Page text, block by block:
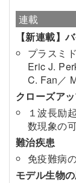
連載
【新連載】
プラスミ
Eric J.
C. Fan／
クローズア
１波長励
数現象の
難治疾患
免疫難病
モデル生物